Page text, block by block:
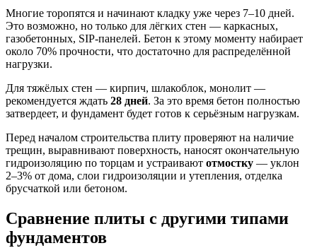
Многие торопятся и начинают кладку уже через 7–10 дней.
Это возможно, но только для лёгких стен — каркасных,
газобетонных, SIP-панелей. Бетон к этому моменту набирает
около 70% прочности, что достаточно для распределённой
нагрузки.
Для тяжёлых стен — кирпич, шлакоблок, монолит —
рекомендуется ждать 28 дней. За это время бетон полностью
затвердеет, и фундамент будет готов к серьёзным нагрузкам.
Перед началом строительства плиту проверяют на наличие
трещин, выравнивают поверхность, наносят окончательную
гидроизоляцию по торцам и устраивают отмостку — уклон
2–3% от дома, слои гидроизоляции и утепления, отделка
брусчаткой или бетоном.
Сравнение плиты с другими типами
фундаментов